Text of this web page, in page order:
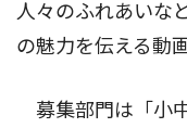
人々のふれあいな
の魅力を伝える動
募集部門は「小